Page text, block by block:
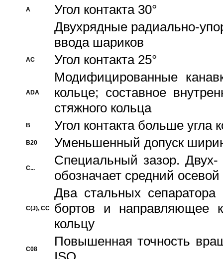
A
Угол контакта 30°
Двухрядные радиально-
ввода шариков
AC Угол контакта 25°
ADA
Модифицированные
кольце; составное
стяжного кольца
B Угол контакта больше угла
B20 Уменьшенный допуск
C...
Специальный зазор.
обозначает средний
C(J), CC
Два стальных сепаратора
бортов и направляющее
кольцу
C08
Повышенная точность